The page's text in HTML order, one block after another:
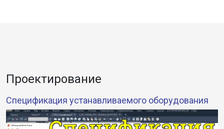
Проектирование
Спецификация устанавливаемого оборудования